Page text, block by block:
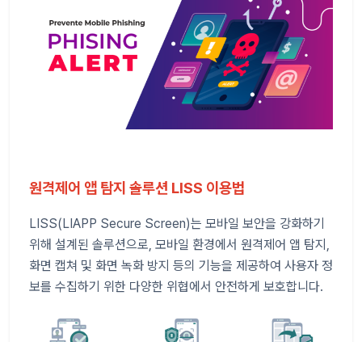
원격제어 앱 탐지 솔루션 LISS 이용법
LISS(LIAPP Secure Screen)는 모바일 보안을 강화하기
위해 설계된 솔루션으로, 모바일 환경에서 원격제어 앱 탐지,
화면 캡쳐 및 화면 녹화 방지 등의 기능을 제공하여 사용자 정
보를 수집하기 위한 다양한 위협에서 안전하게 보호합니다.